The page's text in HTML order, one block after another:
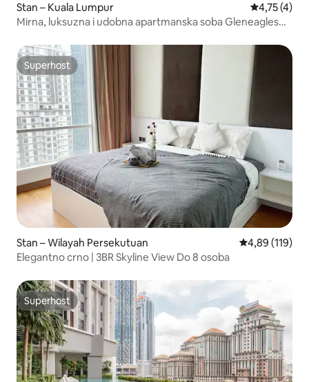
Stan – Kuala Lumpur Prosječna
4,75 (4)
Mirna, luksuzna i udobna apartmanska soba Gleneagles
Superhost
Superhost
Stan – Wilayah Persekutuan Prosječna
4,89 (119)
Elegantno crno | 3BR Skyline View Do 8 osoba
Superhost
Superhost